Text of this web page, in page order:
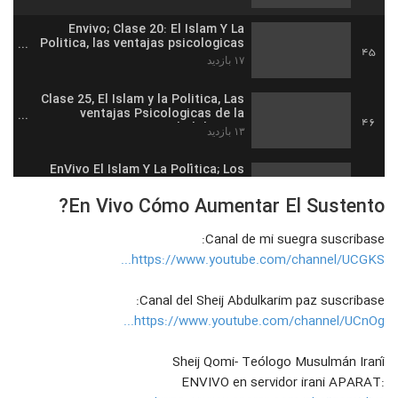
45
Envivo; Clase 20: El Islam Y La
Politica, las ventajas psicologicas
de creer en la unicidad de Dios
۱۷ بازدید
46
Clase 25, El Islam y la Politica, Las
ventajas Psicologicas de la
unicidad de Dios
۱۳ بازدید
EnVivo El Islam Y La Política; Los
۱۸ بازدید
48
ENVIVO El Islam y la politica, La
mision de los profetas traer la
Justicia Social con la Ley de Dios
Clase 27 El islam y la politica, La
decadencia espiritual de Europa y
Clase 28, El Reino del Diablo y los
En Vivo Cómo Aumentar El Sustento?
Canal de mi suegra suscribase:
https://www.youtube.com/channel/UCGKS...
Canal del Sheij Abdulkarim paz suscribase:
https://www.youtube.com/channel/UCnOg...
Sheij Qomi- Teólogo Musulmán Iraní
ENVIVO en servidor irani APARAT: